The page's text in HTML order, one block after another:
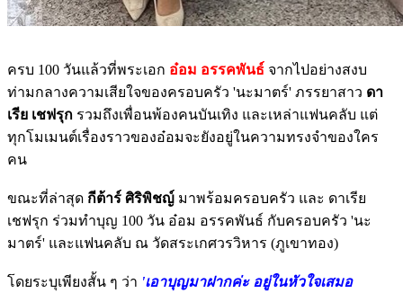
ครบ 100 วันแล้วที่พระเอก อ๋อม อรรคพันธ์ จากไปอย่างสงบ
ท่ามกลางความเสียใจของครอบครัว 'นะมาตร์' ภรรยาสาว ดา
เรีย เชฟรุก รวมถึงเพื่อนพ้องคนบันเทิง และเหล่าแฟนคลับ แต่
ทุกโมเมนต์เรื่องราวของอ๋อมจะยังอยู่ในความทรงจำของใคร
คน
ขณะที่ล่าสุด กีต้าร์ ศิริพิชญ์ มาพร้อมครอบครัว และ ดาเรีย
เชฟรุก ร่วมทำบุญ 100 วัน อ๋อม อรรคพันธ์ กับครอบครัว 'นะ
มาตร์' และแฟนคลับ ณ วัดสระเกศวรวิหาร (ภูเขาทอง)
โดยระบุเพียงสั้น ๆ ว่า 'เอาบุญมาฝากค่ะ อยู่ในหัวใจเสมอ